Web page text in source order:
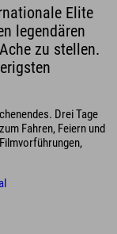
Elite
legendären
zu stellen.
Drei Tage
Fahren, Feiern und